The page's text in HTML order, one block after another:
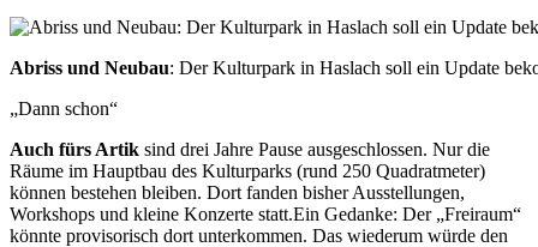
Abriss und Neubau: Der Kulturpark in Haslach soll ein Update
„Dann schon“
Auch fürs Artik sind drei Jahre Pause ausgeschlossen. Nur die
Räume im Hauptbau des Kulturparks (rund 250 Quadratmeter)
können bestehen bleiben. Dort fanden bisher Ausstellungen,
Workshops und kleine Konzerte statt.Ein Gedanke: Der „Freiraum“
könnte provisorisch dort unterkommen. Das wiederum würde den